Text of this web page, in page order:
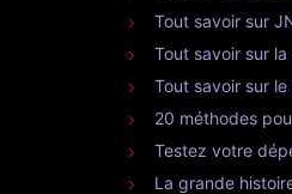
Tout savoir sur
Tout savoir sur
Tout savoir sur
20 méthodes
Testez votre
La grande